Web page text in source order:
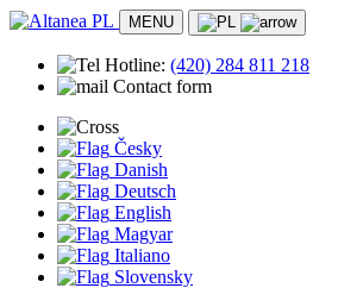
MENU
Hotline: (420) 284 811 218
Contact form
Česky
Danish
Deutsch
English
Magyar
Italiano
Slovensky